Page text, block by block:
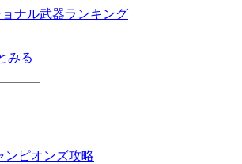
ナル武器ランキング
みる
ンピオンズ攻略